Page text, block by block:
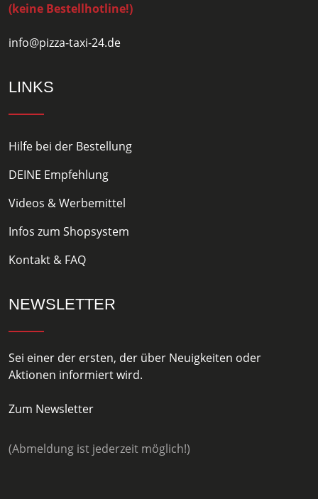
(keine Bestellhotline!)
info@pizza-taxi-24.de
LINKS
Hilfe bei der Bestellung
DEINE Empfehlung
Videos & Werbemittel
Infos zum Shopsystem
Kontakt & FAQ
NEWSLETTER
Sei einer der ersten, der über Neuigkeiten oder
Aktionen informiert wird.
Zum Newsletter
(Abmeldung ist jederzeit möglich!)